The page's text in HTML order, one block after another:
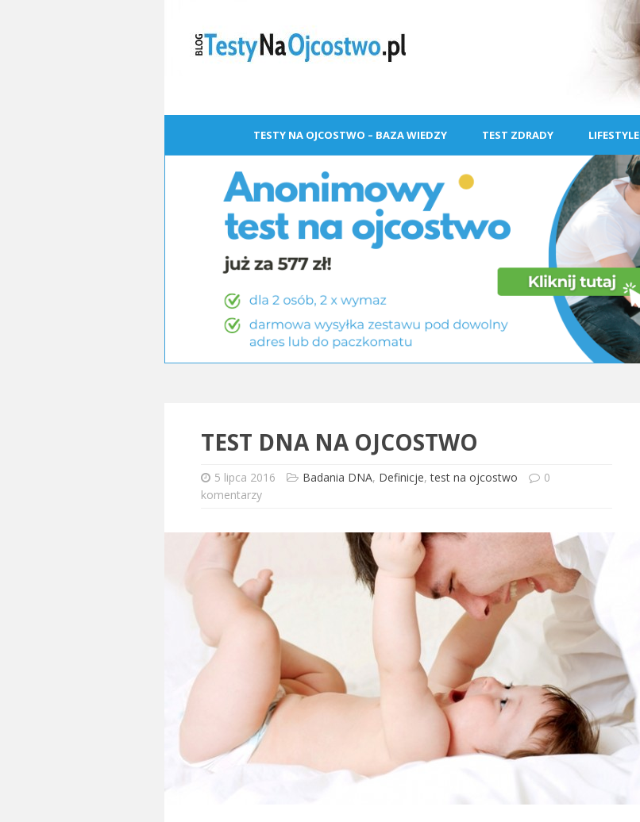
TESTY NA OJCOSTWO – BAZA WIEDZY TEST ZDRADY LIFESTYLE
TEST DNA NA OJCOSTWO
5 lipca 2016 Badania DNA, Definicje,test na ojcostwo
0
komentarzy